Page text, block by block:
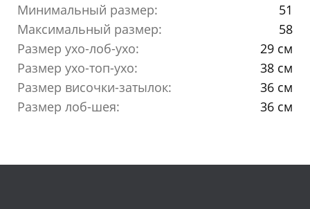
Минимальный размер:
51
Максимальный размер:
58
Размер ухо-лоб-ухо:
29 см
Размер ухо-топ-ухо:
38 см
Размер височки-затылок:
36 см
Размер лоб-шея:
36 см